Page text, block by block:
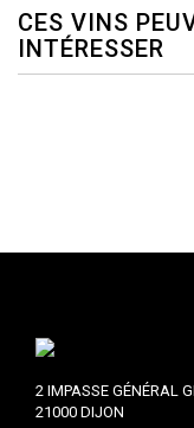
CES VINS
INTÉRESSER
2 IMPASSE GÉNÉRAL
21000 DIJON